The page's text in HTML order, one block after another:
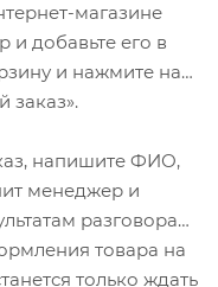
отверстия для
упражнений без
51 мм, что
штанги.
цвете и
для
магазине
и добавьте его в
и нажмите на
заказ».
напишите ФИО,
менеджер и
разговора
товара на
только ждать